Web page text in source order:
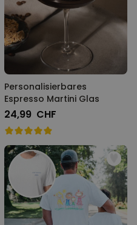
Personalisierbares
Espresso Martini Glas
24,99 CHF